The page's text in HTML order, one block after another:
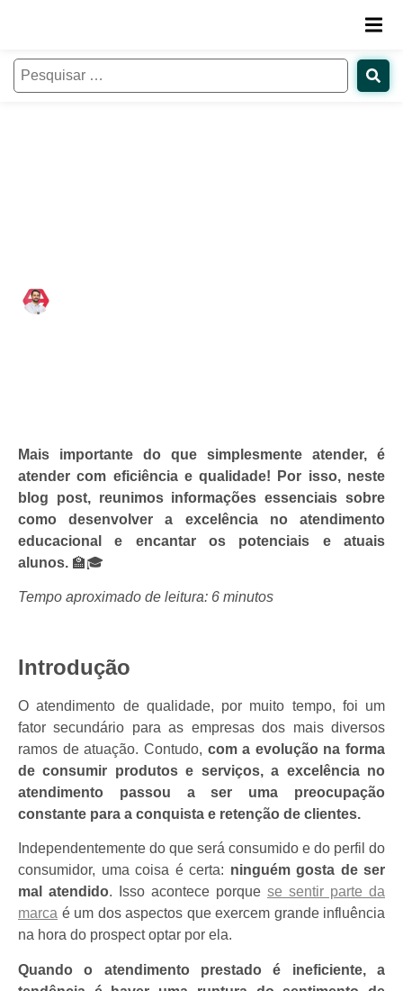
Mais importante do que simplesmente atender, é
atender com eficiência e qualidade! Por isso, neste
blog post, reunimos informações essenciais sobre
como desenvolver a excelência no atendimento
educacional e encantar os potenciais e atuais
alunos. 🏫🎓
Tempo aproximado de leitura: 6 minutos
Introdução
O atendimento de qualidade, por muito tempo, foi um
fator secundário para as empresas dos mais diversos
ramos de atuação. Contudo, com a evolução na forma
de consumir produtos e serviços, a excelência no
atendimento passou a ser uma preocupação
constante para a conquista e retenção de clientes.
Independentemente do que será consumido e do perfil do
consumidor, uma coisa é certa: ninguém gosta de ser
mal atendido. Isso acontece porque se sentir parte da
marca é um dos aspectos que exercem grande influência
na hora do prospect optar por ela.
Quando o atendimento prestado é ineficiente, a